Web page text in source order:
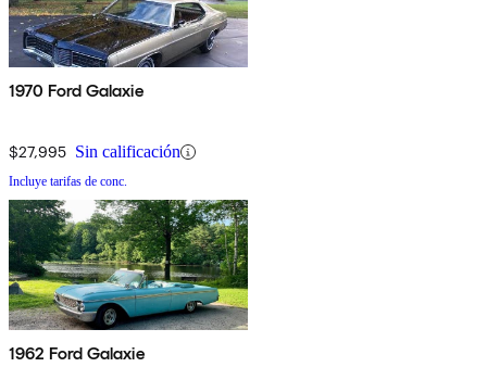
1970 Ford Galaxie
$27,995 Sin calificación
Incluye tarifas de conc.
1962 Ford Galaxie